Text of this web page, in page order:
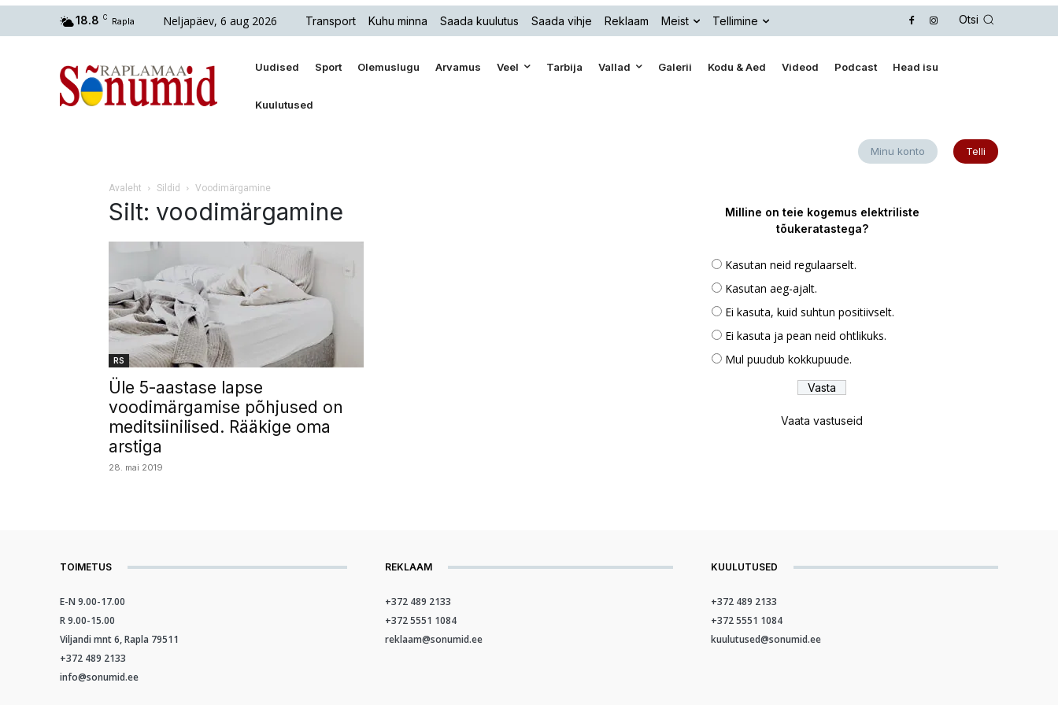
18.8 C Rapla Neljapäev, 6 aug 2026 Transport Kuhu minna Saada kuulutus Saada vihje Reklaam Meist Tellimine Otsi
Uudised Sport Olemuslugu Arvamus Veel Tarbija Vallad Galerii Kodu & Aed Videod Podcast Head isu
Kuulutused
Minu konto Telli
Avaleht Sildid Voodimärgamine
Silt: voodimärgamine
RS
Üle 5-aastase lapse
voodimärgamise põhjused on
meditsiinilised. Rääkige oma
arstiga
28. mai 2019
Milline on teie kogemus elektriliste
tõukeratastega?
Kasutan neid regulaarselt.
Kasutan aeg-ajalt.
Ei kasuta, kuid suhtun positiivselt.
Ei kasuta ja pean neid ohtlikuks.
Mul puudub kokkupuude.
Vaata vastuseid
TOIMETUS
E-N 9.00-17.00
R 9.00-15.00
Viljandi mnt 6, Rapla 79511
+372 489 2133
info@sonumid.ee
REKLAAM
+372 489 2133
+372 5551 1084
reklaam@sonumid.ee
KUULUTUSED
+372 489 2133
+372 5551 1084
kuulutused@sonumid.ee